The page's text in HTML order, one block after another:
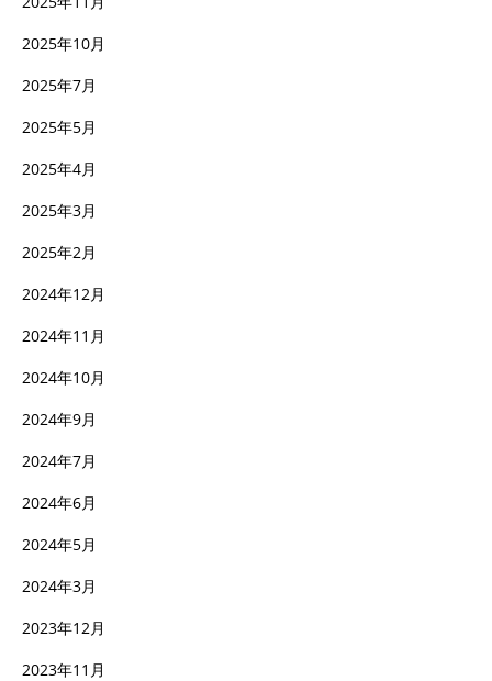
2025年10月
2025年7月
2025年5月
2025年4月
2025年3月
2025年2月
2024年12月
2024年11月
2024年10月
2024年9月
2024年7月
2024年6月
2024年5月
2024年3月
2023年12月
2023年11月